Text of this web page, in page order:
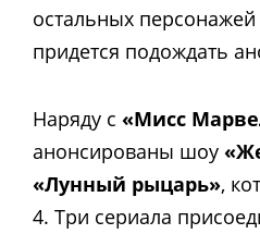
остальных
придется подождать
Наряду с «Мисс
анонсированы шоу
«Лунный рыцарь»,
4. Три сериала